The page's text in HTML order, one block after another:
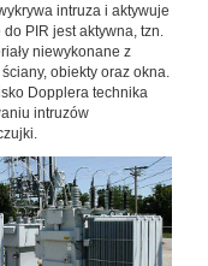
intruza i aktywuje
PIR jest aktywna, tzn.
niewykonane z
obiekty oraz okna.
Dopplera technika
intruzów